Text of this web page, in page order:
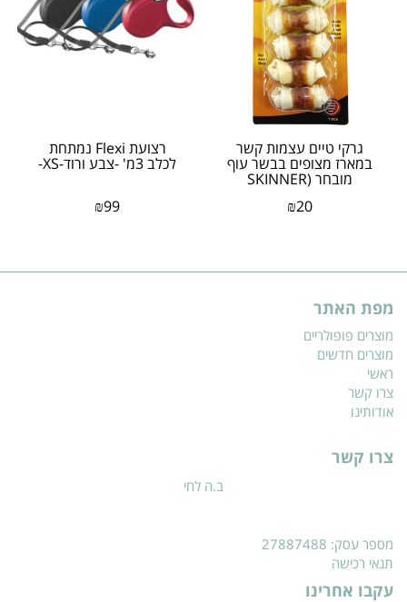
גרקי טיים עצמות קשר
במארז מצופים בבשר עוף
מובחר (SKINNER
CHEWSׂׂ)
₪20
רצועת Flexi נמתחת
לכלב 3מ' -צבע ורוד-XS-
₪99
מפת האתר
מוצרים פופולריים
מוצרים חדשים
ראשי
צרו קשר
אודותינו
צרו קשר
ב.ה לחי
מספר עסק: 27887488
תנאי רכישה
עקבו אחרינו